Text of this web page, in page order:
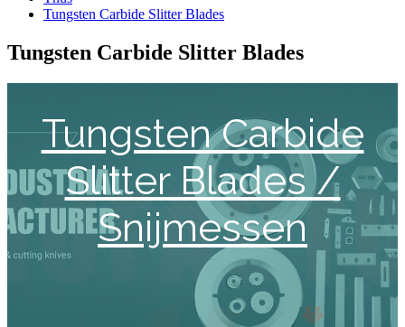
Tungsten Carbide Slitter Blades
Tungsten Carbide Slitter Blades
Tungsten Carbide
Slitter Blades /
Snijmessen